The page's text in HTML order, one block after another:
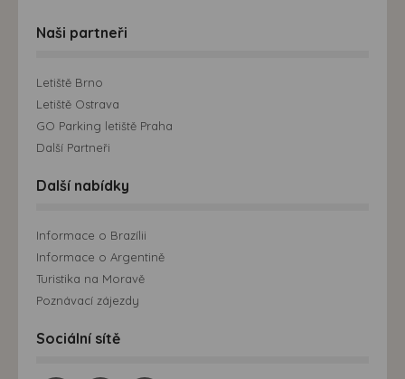
Naši partneři
Letiště Brno
Letiště Ostrava
GO Parking letiště Praha
Další Partneři
Další nabídky
Informace o Brazílii
Informace o Argentině
Turistika na Moravě
Poznávací zájezdy
Sociální sítě